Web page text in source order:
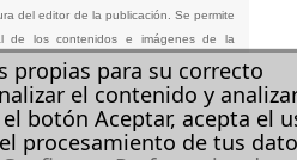
propias para su correcto
el contenido y
botón Aceptar, acepta el
procesamiento de tus
del editor de la publicación. Se permite
de los contenidos e imágenes de la
cite la fuente original de forma detallada.